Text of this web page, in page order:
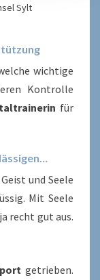
Sylt
wichtige
Kontrolle
für
und Seele
Mit Seele
recht gut aus.
getrieben.